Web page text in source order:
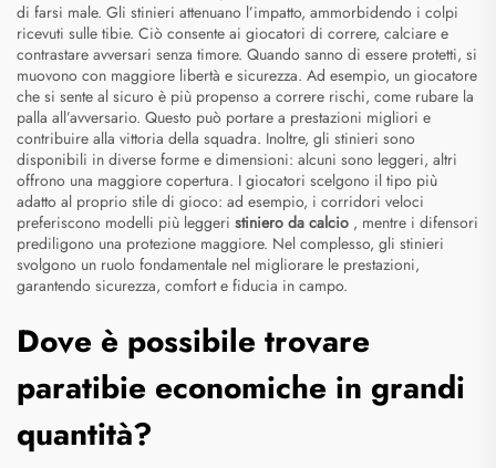
di farsi male. Gli stinieri attenuano l’impatto, ammorbidendo i colpi
ricevuti sulle tibie. Ciò consente ai giocatori di correre, calciare e
contrastare avversari senza timore. Quando sanno di essere protetti, si
muovono con maggiore libertà e sicurezza. Ad esempio, un giocatore
che si sente al sicuro è più propenso a correre rischi, come rubare la
palla all’avversario. Questo può portare a prestazioni migliori e
contribuire alla vittoria della squadra. Inoltre, gli stinieri sono
disponibili in diverse forme e dimensioni: alcuni sono leggeri, altri
offrono una maggiore copertura. I giocatori scelgono il tipo più
adatto al proprio stile di gioco: ad esempio, i corridori veloci
preferiscono modelli più leggeri stiniero da calcio , mentre i difensori
prediligono una protezione maggiore. Nel complesso, gli stinieri
svolgono un ruolo fondamentale nel migliorare le prestazioni,
garantendo sicurezza, comfort e fiducia in campo.
Dove è possibile trovare
paratibie economiche in grandi
quantità?